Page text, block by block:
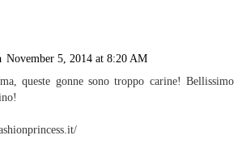
November 5, 2014 at 8:20 AM
queste gonne sono troppo carine! Bellissimo